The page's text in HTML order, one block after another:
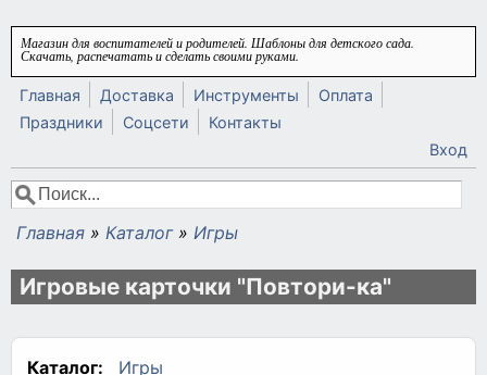
Перейти к основному содержанию
Магазин для воспитателей и родителей. Шаблоны для детского сада.
Скачать, распечатать и сделать своими руками.
Главная Доставка Инструменты
Оплата
Праздники
Соцсети
Контакты
Вход
Форма поиска
Поиск
Вы здесь
Главная » Каталог » Игры
Игровые карточки "Повтори-ка"
Каталог:
Игры